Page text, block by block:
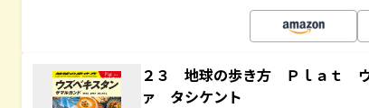
２３ 地球の歩き方 Ｐｌａｔ
ァ タシケント